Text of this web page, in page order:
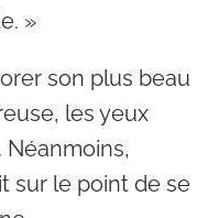
»
son plus beau
les yeux
sur le point de se